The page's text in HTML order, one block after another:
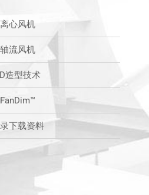
离心风机
轴流风机
造型技术
FanDim™
下载资料